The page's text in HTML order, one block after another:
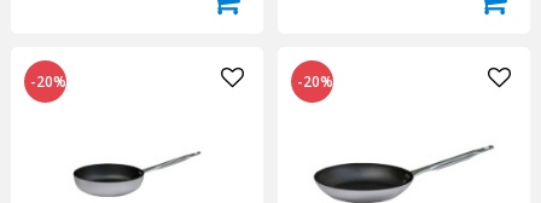
-20% -20%